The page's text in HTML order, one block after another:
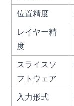
位置精度
レイヤー精
度
スライスソ
フトウェア
入力形式